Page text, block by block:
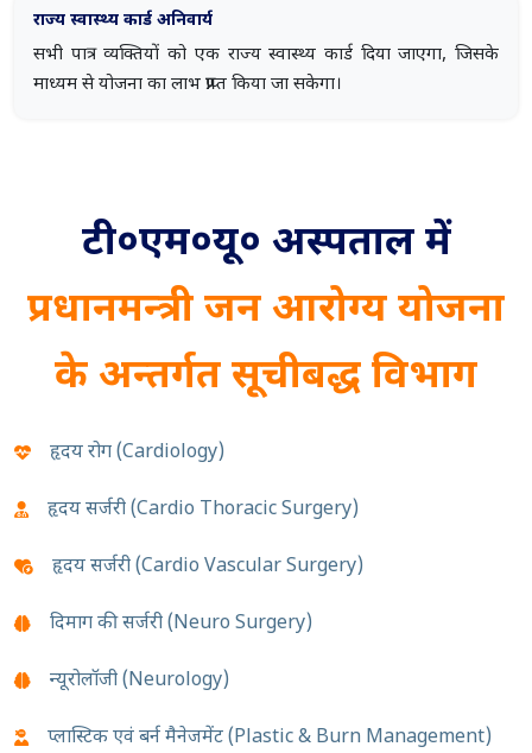
राज्य स्वास्थ्य कार्ड अनिवार्य
सभी पात्र व्यक्तियों को एक राज्य स्वास्थ्य कार्ड दिया जाएगा, जिसके
माध्यम से योजना का लाभ प्राप्त किया जा सकेगा।
टी०एम०यू० अस्पताल में
प्रधानमन्त्री जन आरोग्य योजना
के अन्तर्गत सूचीबद्ध विभाग
हृदय रोग (Cardiology)
हृदय सर्जरी (Cardio Thoracic Surgery)
हृदय सर्जरी (Cardio Vascular Surgery)
दिमाग की सर्जरी (Neuro Surgery)
न्यूरोलॉजी (Neurology)
प्लास्टिक एवं बर्न मैनेजमेंट (Plastic & Burn Management)